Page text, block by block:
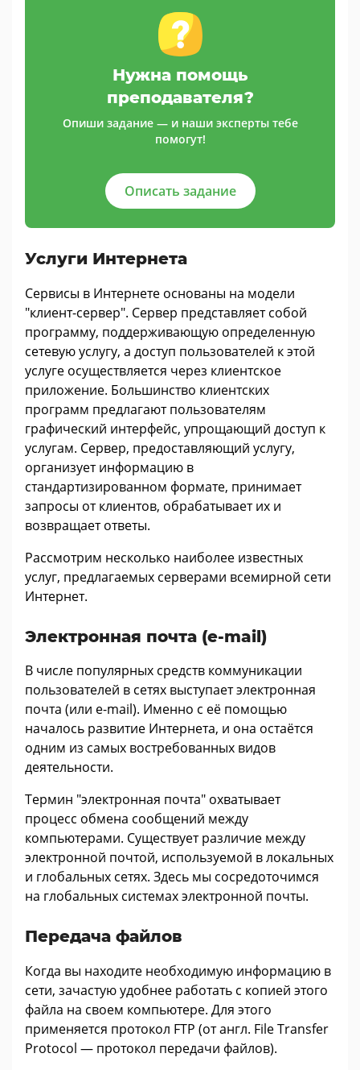
Нужна помощь
преподавателя?
Опиши задание — и наши эксперты тебе
помогут!
Описать задание
Услуги Интернета
Сервисы в Интернете основаны на модели
"клиент-сервер". Сервер представляет собой
программу, поддерживающую определенную
сетевую услугу, а доступ пользователей к этой
услуге осуществляется через клиентское
приложение. Большинство клиентских
программ предлагают пользователям
графический интерфейс, упрощающий доступ к
услугам. Сервер, предоставляющий услугу,
организует информацию в
стандартизированном формате, принимает
запросы от клиентов, обрабатывает их и
возвращает ответы.
Рассмотрим несколько наиболее известных
услуг, предлагаемых серверами всемирной сети
Интернет.
Электронная почта (e-mail)
В числе популярных средств коммуникации
пользователей в сетях выступает электронная
почта (или e-mail). Именно с её помощью
началось развитие Интернета, и она остаётся
одним из самых востребованных видов
деятельности.
Термин "электронная почта" охватывает
процесс обмена сообщений между
компьютерами. Существует различие между
электронной почтой, используемой в локальных
и глобальных сетях. Здесь мы сосредоточимся
на глобальных системах электронной почты.
Передача файлов
Когда вы находите необходимую информацию в
сети, зачастую удобнее работать с копией этого
файла на своем компьютере. Для этого
применяется протокол FTP (от англ. File Transfer
Protocol — протокол передачи файлов).